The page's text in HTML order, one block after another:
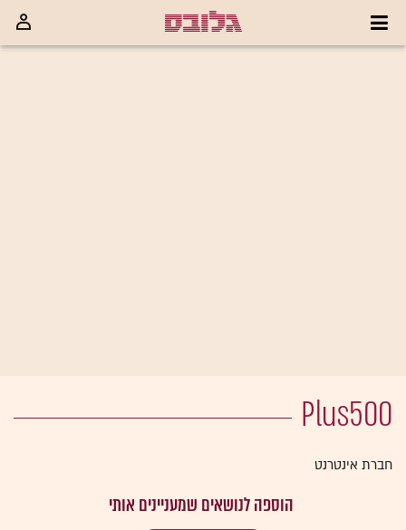
Plus500
חברת אינטרנט